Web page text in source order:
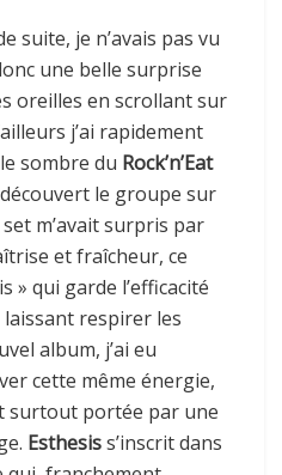
suite, je n’avais pas vu
une belle surprise
oreilles en scrollant sur
j’ai rapidement
sombre du Rock’n’Eat
découvert le groupe sur
m’avait surpris par
et fraîcheur, ce
» qui garde l’efficacité
respirer les
album, j’ai eu
cette même énergie,
surtout portée par une
Esthesiss’inscrit dans